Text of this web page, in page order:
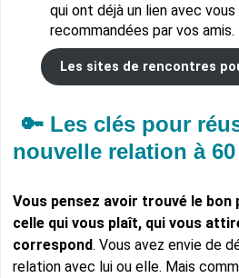
qui ont déjà un lien avec
recommandées par vos amis.
Les sites de rencontres
🔑 Les clés pour
nouvelle relation à
Vous pensez avoir trouvé le bon
celle qui vous plaît, qui vous
correspond. Vous avez envie de
relation avec lui ou elle. Mais